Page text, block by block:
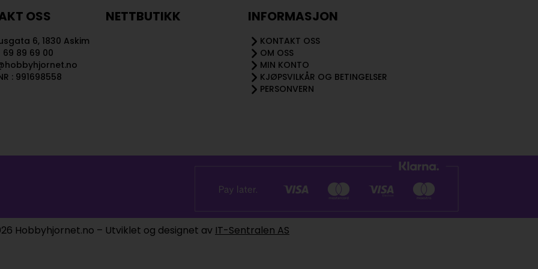
OSS
6, 1830 Askim
89 69 00
: 991698558
NETTBUTIKK INFORMASJON
KONTAKT OSS
OM OSS
MIN KONTO
KJØPSVILKÅR OG BETINGELSER
PERSONVERN
Hobbyhjornet.no – Utviklet og designet av IT-Sentralen AS